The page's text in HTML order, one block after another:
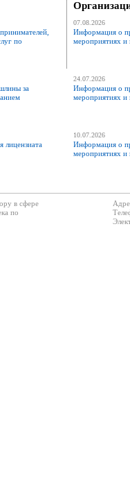
по
за
лицензиата
07.08.2026
Информация о
мероприятиях и
24.07.2026
Информация о
мероприятиях и
10.07.2026
Информация о
мероприятиях и
в сфере
по